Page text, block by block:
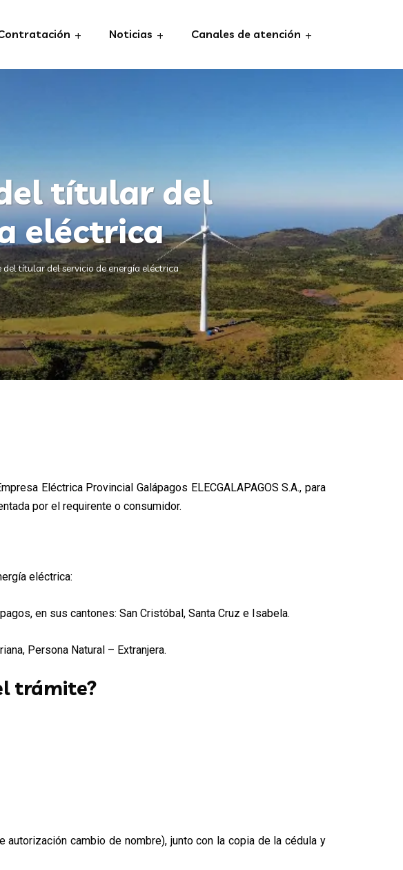
Noticias Canales de atención
títular del
eléctrica
títular del servicio de energía eléctrica
Eléctrica Provincial Galápagos ELECGALAPAGOS S.A., para
por el requirente o consumidor.
eléctrica:
en sus cantones: San Cristóbal, Santa Cruz e Isabela.
Persona Natural – Extranjera.
trámite?
cambio de nombre), junto con la copia de la cédula y